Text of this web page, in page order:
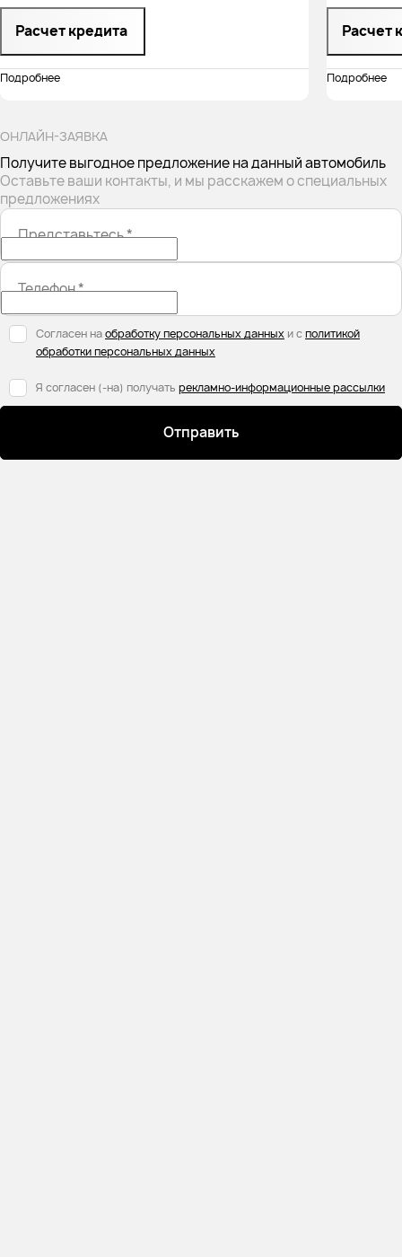
Расчет кредита
Подробнее
Расчет
Подробнее
ОНЛАЙН-ЗАЯВКА
Получите выгодное предложение на данный автомобиль
Оставьте ваши контакты, и мы расскажем о специальных
предложениях
Представьтесь*
Телефон*
Согласен наобработку персональных данных и сполитикой
обработки персональных данных
Я согласен (-на) получать рекламно-информационные рассылки
Отправить